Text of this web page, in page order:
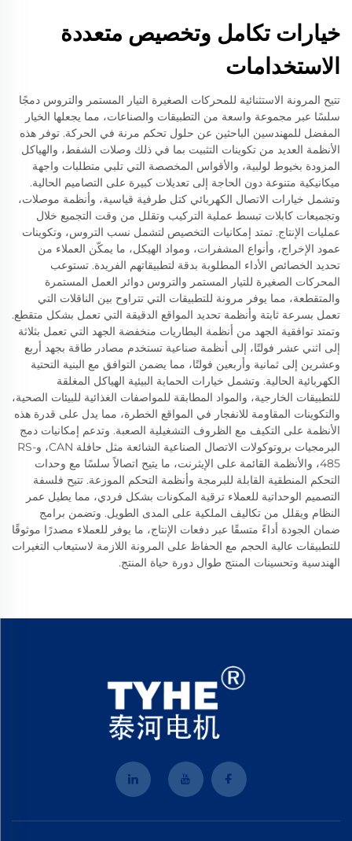
خيارات تكامل وتخصيص متعددة
الاستخدامات
تتيح المرونة الاستثنائية للمحركات الصغيرة التيار المستمر والتروس دمجًا
سلسًا عبر مجموعة واسعة من التطبيقات والصناعات، مما يجعلها الخيار
المفضل للمهندسين الباحثين عن حلول تحكم مرنة في الحركة. توفر هذه
الأنظمة العديد من تكوينات التثبيت بما في ذلك وصلات الشفط، والهياكل
المزودة بخيوط لولبية، والأقواس المخصصة التي تلبي متطلبات واجهة
ميكانيكية متنوعة دون الحاجة إلى تعديلات كبيرة على التصاميم الحالية.
وتشمل خيارات الاتصال الكهربائي كتل طرفية قياسية، وأنظمة موصلات،
وتجميعات كابلات تبسط عملية التركيب وتقلل من وقت التجميع خلال
عمليات الإنتاج. تمتد إمكانيات التخصيص لتشمل نسب التروس، وتكوينات
عمود الإخراج، وأنواع المشفرات، ومواد الهيكل، ما يمكّن العملاء من
تحديد الخصائص الأداء المطلوبة بدقة لتطبيقاتهم الفريدة. تستوعب
المحركات الصغيرة للتيار المستمر والتروس دوائر العمل المستمرة
والمتقطعة، مما يوفر مرونة للتطبيقات التي تتراوح بين الناقلات التي
تعمل بسرعة ثابتة وأنظمة تحديد المواقع الدقيقة التي تعمل بشكل متقطع.
وتمتد توافقية الجهد من أنظمة البطاريات منخفضة الجهد التي تعمل بثلاثة
إلى اثني عشر فولتًا، إلى أنظمة صناعية تستخدم مصادر طاقة بجهد أربع
وعشرين إلى ثمانية وأربعين فولتًا، مما يضمن التوافق مع البنية التحتية
الكهربائية الحالية. وتشمل خيارات الحماية البيئية الهياكل المغلقة
للتطبيقات الخارجية، والمواد المطابقة للمواصفات الغذائية للبيئات الصحية،
والتكوينات المقاومة للانفجار في المواقع الخطرة، مما يدل على قدرة هذه
الأنظمة على التكيف مع الظروف التشغيلية الصعبة. وتدعم إمكانيات دمج
البرمجيات بروتوكولات الاتصال الصناعية الشائعة مثل حافلة CAN، وRS-
485، والأنظمة القائمة على الإيثرنت، ما يتيح اتصالاً سلسًا مع وحدات
التحكم المنطقية القابلة للبرمجة وأنظمة التحكم الموزعة. تتيح فلسفة
التصميم الوحداتية للعملاء ترقية المكونات بشكل فردي، مما يطيل عمر
النظام ويقلل من تكاليف الملكية على المدى الطويل. وتضمن برامج
ضمان الجودة أداءً متسقًا عبر دفعات الإنتاج، ما يوفر للعملاء مصدرًا موثوقًا
للتطبيقات عالية الحجم مع الحفاظ على المرونة اللازمة لاستيعاب التغيرات
الهندسية وتحسينات المنتج طوال دورة حياة المنتج.